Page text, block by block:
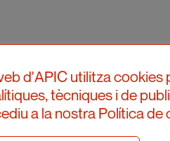
d'APIC utilitza
tècniques i de
a la nostra Política de